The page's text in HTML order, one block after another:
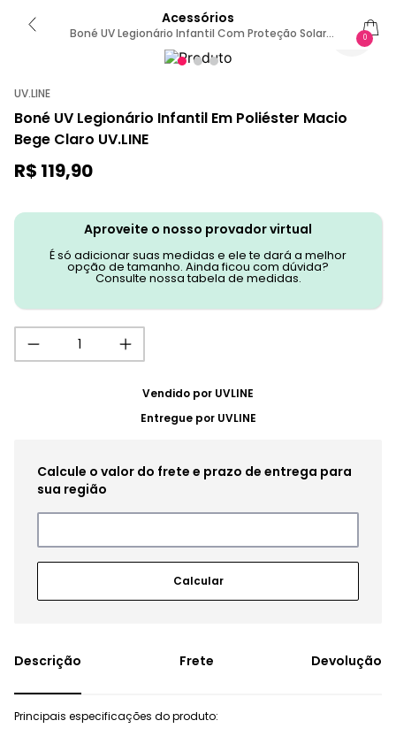
Acessórios
Boné UV Legionário Infantil Com Proteção Solar
Teens Areia U / AREIA
0
UV.LINE
Boné UV Legionário Infantil Em Poliéster Macio
Bege Claro UV.LINE
R$ 119,90
Aproveite o nosso provador virtual
É só adicionar suas medidas e ele te dará a melhor
opção de tamanho. Ainda ficou com dúvida?
Consulte nossa tabela de medidas.
Vendido por UVLINE
Entregue por UVLINE
Frete Devolução
Principais especificações do produto: